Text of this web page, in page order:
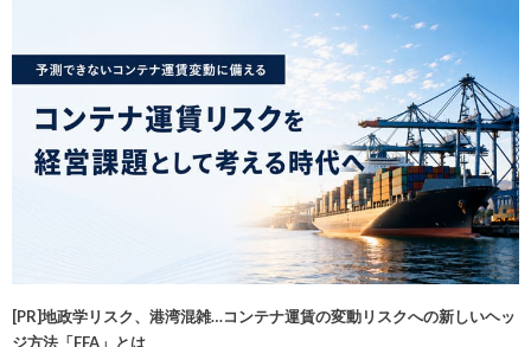
[PR]地政学リスク、港湾混雑…コンテナ運賃の変動リスクへの新しいヘッ
ジ方法「FFA」とは